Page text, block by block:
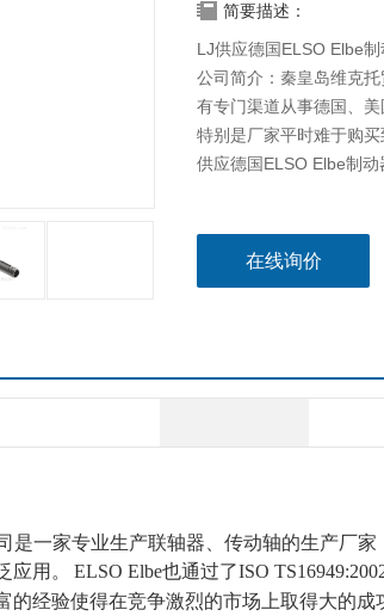
简要描述：
LJ供应德国ELSO Elbe制
公司简介：秦皇岛维克
有专门渠道从事德国、
特别是厂家平时难于购买
供应德国ELSO Elbe制动
在线询价
是一家专业生产联轴器、传动轴的生产厂
用。
ELSO Elbe也通过了ISO
的经验使得在竞争激烈的市场上取得大的成